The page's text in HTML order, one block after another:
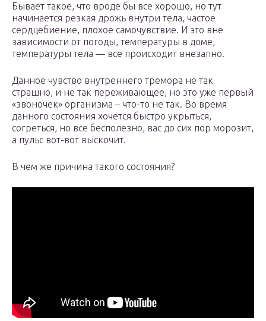
Бывает такое, что вроде бы все хорошо, но тут
начинается резкая дрожь внутри тела, частое
сердцебиение, плохое самочувствие. И это вне
зависимости от погоды, температуры в доме,
температуры тела — все происходит внезапно.
Данное чувство внутреннего тремора не так
страшно, и не так переживающее, но это уже первый
«звоночек» организма – что-то не так. Во время
данного состояния хочется быстро укрыться,
согреться, но все бесполезно, вас до сих пор морозит,
а пульс вот-вот выскочит.
В чем же причина такого состояния?